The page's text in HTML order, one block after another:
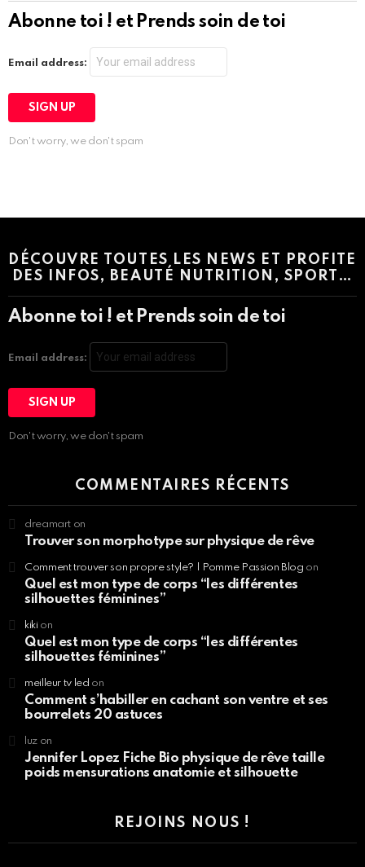
Abonne toi ! et Prends soin de toi
Email address:
Don't worry, we don't spam
DÉCOUVRE TOUTES LES NEWS ET PROFITE
DES INFOS, BEAUTÉ NUTRITION, SPORT…
Abonne toi ! et Prends soin de toi
Email address:
Don't worry, we don't spam
COMMENTAIRES RÉCENTS
dreamart on
Trouver son morphotype sur physique de rêve
Comment trouver son propre style? | Pomme Passion Blog on
Quel est mon type de corps “les différentes
silhouettes féminines”
kikion
Quel est mon type de corps “les différentes
silhouettes féminines”
meilleur tv led on
Comment s’habiller en cachant son ventre et ses
bourrelets 20 astuces
luzon
Jennifer Lopez Fiche Bio physique de rêve taille
poids mensurations anatomie et silhouette
REJOINS NOUS !